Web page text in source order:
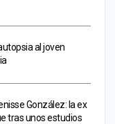
al joven
González: la ex
tras unos estudios